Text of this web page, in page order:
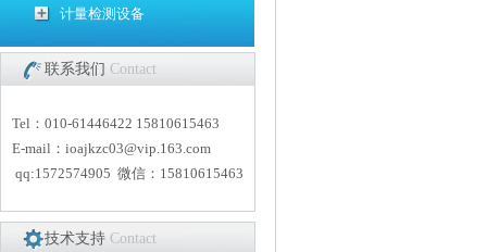
计量检测设备
联系我们 Contact
Tel：010-61446422 15810615463
E-mail： ioajkzc03@vip.163.com
qq:1572574905 微信：15810615463
技术支持 Contact